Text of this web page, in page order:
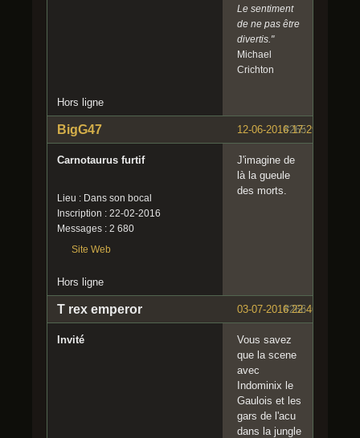
Le sentiment
de ne pas être
divertis."
Michael
Crichton
Hors ligne
#265
12-06-2016 17:29:29
BigG47
Carnotaurus furtif
Lieu : Dans son bocal
Inscription : 22-02-2016
Messages : 2 680
Site Web
J'imagine de
là la gueule
des morts.
Hors ligne
#266
03-07-2016 22:46:38
T rex emperor
Invité
Vous savez
que la scene
avec
Indominix le
Gaulois et les
gars de l'acu
dans la jungle